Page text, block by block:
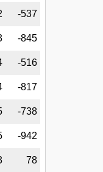
-537
-845
-516
-817
-738
-942
78